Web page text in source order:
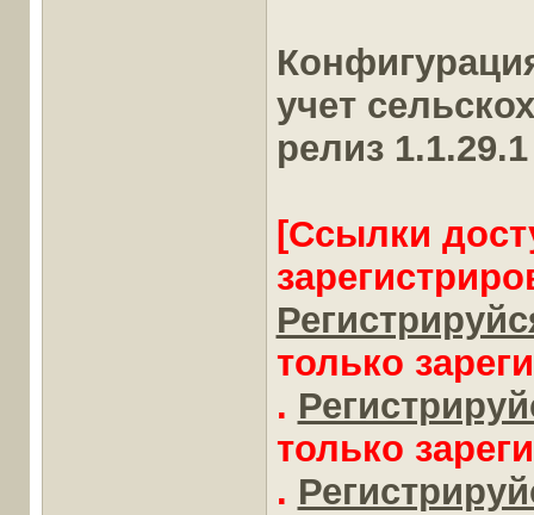
учет
релиз
[Ссылки
только
.
только
.